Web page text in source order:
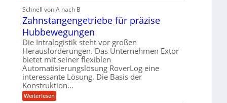
V
e
r
g
l
e
i
c
h
e
u
g
e
l
g
e
w
i
e
r
t
m
s
a
t
z
u
e
h
A
r
b
e
i
t
s
Schnell von A nach B
Zahnstangengetriebe für präzise
Hubbewegungen
Die Intralogistik steht vor großen
Herausforderungen. Das Unternehmen Extor
bietet mit seiner flexiblen
Automatisierungslösung RoverLog eine
interessante Lösung. Die Basis der
Konstruktion…
Weiterlesen: